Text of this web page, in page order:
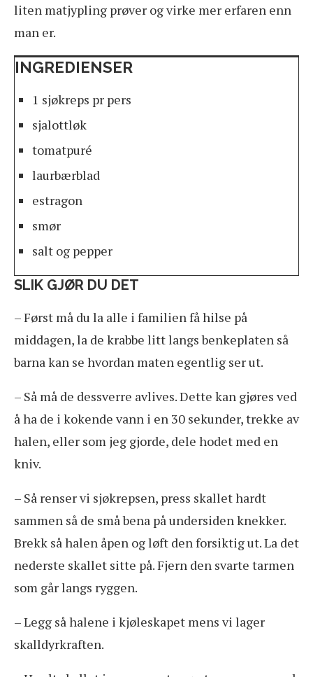
liten matjypling prøver og virke mer erfaren enn
man er.
INGREDIENSER
1 sjøkreps pr pers
sjalottløk
tomatpuré
laurbærblad
estragon
smør
salt og pepper
SLIK GJØR DU DET
– Først må du la alle i familien få hilse på
middagen, la de krabbe litt langs benkeplaten så
barna kan se hvordan maten egentlig ser ut.
– Så må de dessverre avlives. Dette kan gjøres ved
å ha de i kokende vann i en 30 sekunder, trekke av
halen, eller som jeg gjorde, dele hodet med en
kniv.
– Så renser vi sjøkrepsen, press skallet hardt
sammen så de små bena på undersiden knekker.
Brekk så halen åpen og løft den forsiktig ut. La det
nederste skallet sitte på. Fjern den svarte tarmen
som går langs ryggen.
– Legg så halene i kjøleskapet mens vi lager
skalldyrkraften.